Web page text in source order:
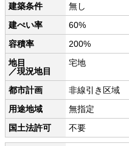
建築条件
無し
建ぺい率
60%
容積率
200%
地目
／現況地目
宅地
都市計画
非線引き区域
用途地域
無指定
国土法許可
不要